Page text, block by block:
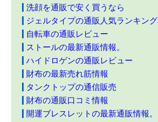
洗顔を通販で安く買うなら
ジェルタイプの通販人気ランキング
自転車の通販レビュー
ストールの最新通販情報。
ハイドロゲンの通販レビュー
財布の最新売れ筋情報
タンクトップの通信販売
財布の通販口コミ情報
開運ブレスレットの最新通販情報。